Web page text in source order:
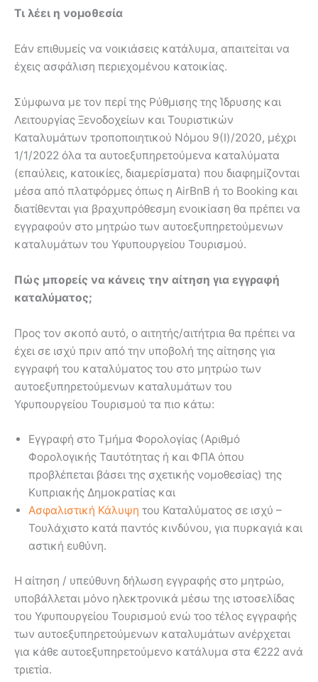
Τι λέει η νομοθεσία
Εάν επιθυμείς να νοικιάσεις κατάλυμα, απαιτείται να
έχεις ασφάλιση περιεχομένου κατοικίας.
Σύμφωνα με τον περί της Ρύθμισης της Ίδρυσης και
Λειτουργίας Ξενοδοχείων και Τουριστικών
Καταλυμάτων τροποποιητικού Νόμου 9(Ι)/2020, μέχρι
1/1/2022 όλα τα αυτοεξυπηρετούμενα καταλύματα
(επαύλεις, κατοικίες, διαμερίσματα) που διαφημίζονται
μέσα από πλατφόρμες όπως η AirBnB ή το Booking και
διατίθενται για βραχυπρόθεσμη ενοικίαση θα πρέπει να
εγγραφούν στο μητρώο των αυτοεξυπηρετούμενων
καταλυμάτων του Υφυπουργείου Τουρισμού.
Πώς μπορείς να κάνεις την αίτηση για εγγραφή
καταλύματος;
Προς τον σκοπό αυτό, ο αιτητής/αιτήτρια θα πρέπει να
έχει σε ισχύ πριν από την υποβολή της αίτησης για
εγγραφή του καταλύματος του στο μητρώο των
αυτοεξυπηρετούμενων καταλυμάτων του
Υφυπουργείου Τουρισμού τα πιο κάτω:
Εγγραφή στο Τμήμα Φορολογίας (Αριθμό
Φορολογικής Ταυτότητας ή και ΦΠΑ όπου
προβλέπεται βάσει της σχετικής νομοθεσίας) της
Κυπριακής Δημοκρατίας και
Ασφαλιστική Κάλυψη του Καταλύματος σε ισχύ –
Τουλάχιστο κατά παντός κινδύνου, για πυρκαγιά και
αστική ευθύνη.
Η αίτηση / υπεύθυνη δήλωση εγγραφής στο μητρώο,
υποβάλλεται μόνο ηλεκτρονικά μέσω της ιστοσελίδας
του Υφυπουργείου Τουρισμού ενώ τοο τέλος εγγραφής
των αυτοεξυπηρετούμενων καταλυμάτων ανέρχεται
για κάθε αυτοεξυπηρετούμενο κατάλυμα στα €222 ανά
τριετία.